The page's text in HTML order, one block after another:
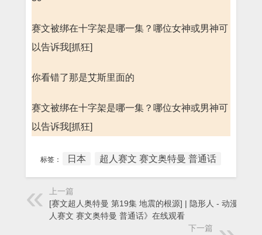
赛文被绑在十字架是哪一集？哪位女神或男神可
以告诉我[抓狂]
你看错了那是艾斯里面的
赛文被绑在十字架是哪一集？哪位女神或男神可
以告诉我[抓狂]
标签： 日本 超人赛文 赛文奥特曼 普通话
上一篇
[赛文超人奥特曼 第19集 地震的根源] | 隐形人 - 动漫《超
人赛文 赛文奥特曼 普通话》在线观看
下一篇